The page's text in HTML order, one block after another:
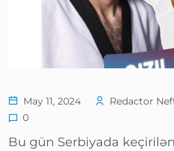
May 11, 2024 Redactor
0
Bu gün Serbiyada